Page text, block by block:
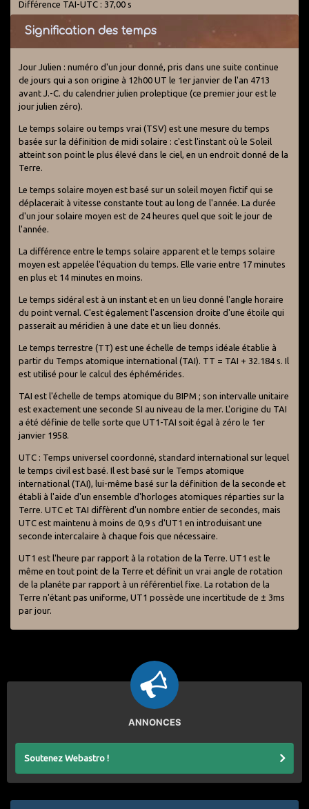
Différence TAI-UTC : 37,00 s
Signification des temps
Jour Julien : numéro d'un jour donné, pris dans une suite continue
de jours qui a son origine à 12h00 UT le 1er janvier de l'an 4713
avant J.-C. du calendrier julien proleptique (ce premier jour est le
jour julien zéro).
Le temps solaire ou temps vrai (TSV) est une mesure du temps
basée sur la définition de midi solaire : c'est l'instant où le Soleil
atteint son point le plus élevé dans le ciel, en un endroit donné de la
Terre.
Le temps solaire moyen est basé sur un soleil moyen fictif qui se
déplacerait à vitesse constante tout au long de l'année. La durée
d'un jour solaire moyen est de 24 heures quel que soit le jour de
l'année.
La différence entre le temps solaire apparent et le temps solaire
moyen est appelée l'équation du temps. Elle varie entre 17 minutes
en plus et 14 minutes en moins.
Le temps sidéral est à un instant et en un lieu donné l'angle horaire
du point vernal. C'est également l'ascension droite d'une étoile qui
passerait au méridien à une date et un lieu donnés.
Le temps terrestre (TT) est une échelle de temps idéale établie à
partir du Temps atomique international (TAI). TT = TAI + 32.184 s. Il
est utilisé pour le calcul des éphémérides.
TAI est l'échelle de temps atomique du BIPM ; son intervalle unitaire
est exactement une seconde SI au niveau de la mer. L'origine du TAI
a été définie de telle sorte que UT1-TAI soit égal à zéro le 1er
janvier 1958.
UTC : Temps universel coordonné, standard international sur lequel
le temps civil est basé. Il est basé sur le Temps atomique
international (TAI), lui-même basé sur la définition de la seconde et
établi à l'aide d'un ensemble d'horloges atomiques réparties sur la
Terre. UTC et TAI diffèrent d'un nombre entier de secondes, mais
UTC est maintenu à moins de 0,9 s d'UT1 en introduisant une
seconde intercalaire à chaque fois que nécessaire.
UT1 est l'heure par rapport à la rotation de la Terre. UT1 est le
même en tout point de la Terre et définit un vrai angle de rotation
de la planéte par rapport à un référentiel fixe. La rotation de la
Terre n'étant pas uniforme, UT1 possède une incertitude de ± 3ms
par jour.
ANNONCES
Soutenez Webastro !